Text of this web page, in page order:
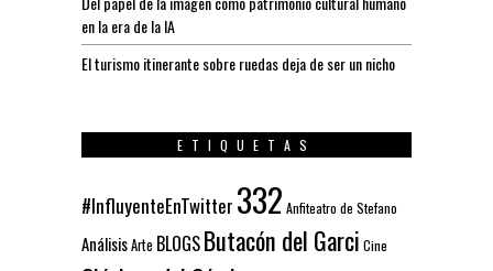
en la era de la IA
El turismo itinerante sobre ruedas deja de ser un nicho
ETIQUETAS
#InfluyenteEnTwitter 332 Anfiteatro de Stefano
AnálisisArte BLOGSButacón del Garci Cine